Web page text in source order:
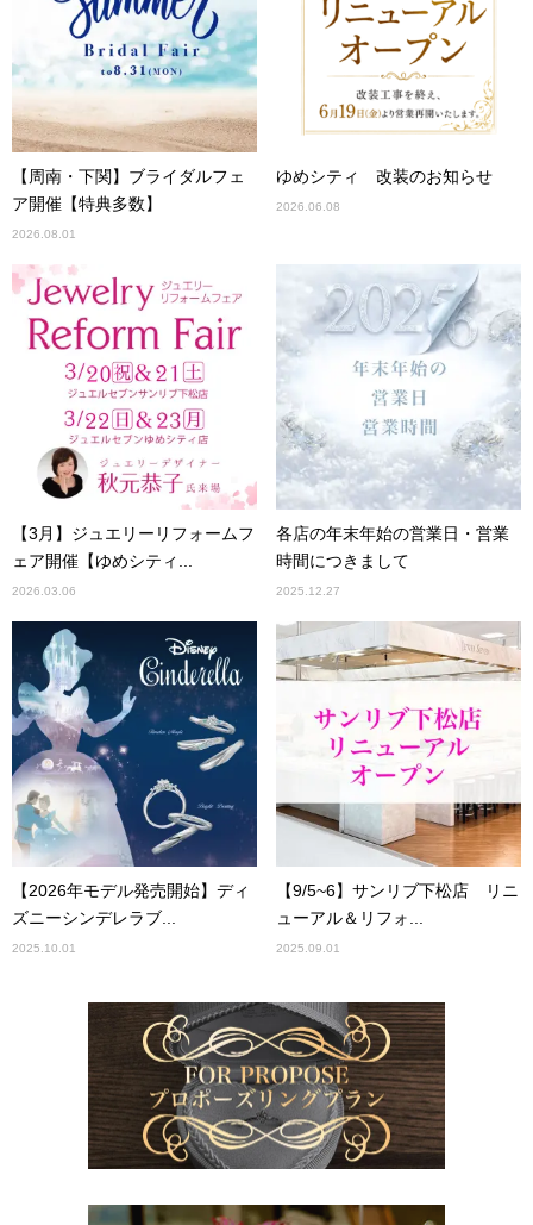
【周南・下関】ブライダルフェ
ア開催【特典多数】
2026.08.01
ゆめシティ 改装のお知らせ
2026.06.08
【3月】ジュエリーリフォームフ
ェア開催【ゆめシティ...
2026.03.06
各店の年末年始の営業日・営業
時間につきまして
2025.12.27
【2026年モデル発売開始】ディ
ズニーシンデレラブ...
2025.10.01
【9/5~6】サンリブ下松店 リニ
ューアル＆リフォ...
2025.09.01